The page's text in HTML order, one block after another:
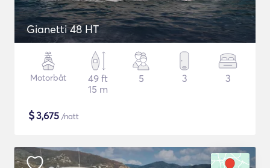
Gianetti 48 HT
Motorbåt
49 ft
15 m
5 3 3
$3,675 /natt